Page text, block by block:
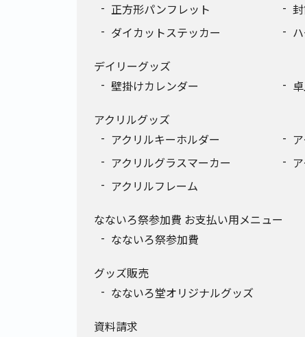
正方形パンフレット
ダイカットステッカー
デイリーグッズ
壁掛けカレンダー
アクリルグッズ
アクリルキーホルダー
アクリルグラスマーカー
アクリルフレーム
なないろ祭参加費 お支払い用メニュー
なないろ祭参加費
グッズ販売
なないろ堂オリジナルグッズ
資料請求